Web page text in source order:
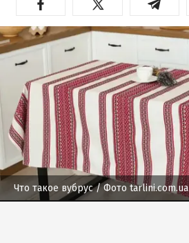
Что такое вубрус/ Фото tarlini.com.ua